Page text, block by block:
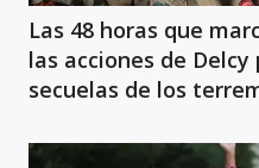
Las 48 horas que
las acciones de
secuelas de los